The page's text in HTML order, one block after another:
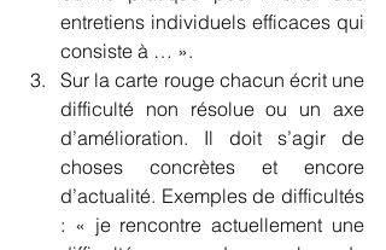
entretiens individuels efficaces qui
consiste à … ».
Sur la carte rouge chacun écrit une
difficulté non résolue ou un axe
d’amélioration. Il doit s’agir de
choses concrètes et encore
d’actualité. Exemples de difficultés
: « je rencontre actuellement une